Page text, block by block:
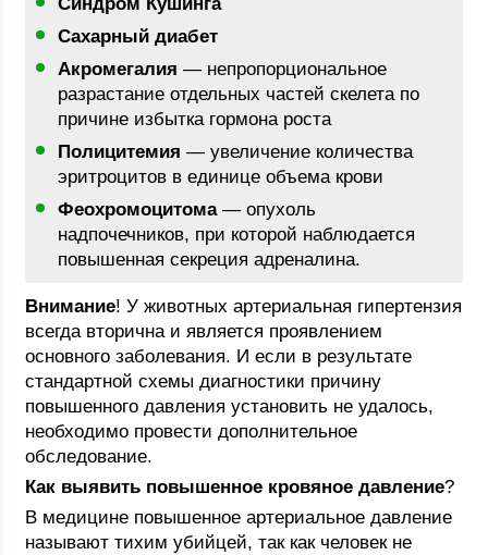
Сахарный диабет
Акромегалия — непропорциональное
разрастание отдельных частей скелета по
причине избытка гормона роста
Полицитемия — увеличение количества
эритроцитов в единице объема крови
Феохромоцитома— опухоль
надпочечников, при которой наблюдается
повышенная секреция адреналина.
Внимание! У животных артериальная гипертензия
всегда вторична и является проявлением
основного заболевания. И если в результате
стандартной схемы диагностики причину
повышенного давления установить не удалось,
необходимо провести дополнительное
обследование.
Как выявить повышенное кровяное давление?
В медицине повышенное артериальное давление
называют тихим убийцей, так как человек не